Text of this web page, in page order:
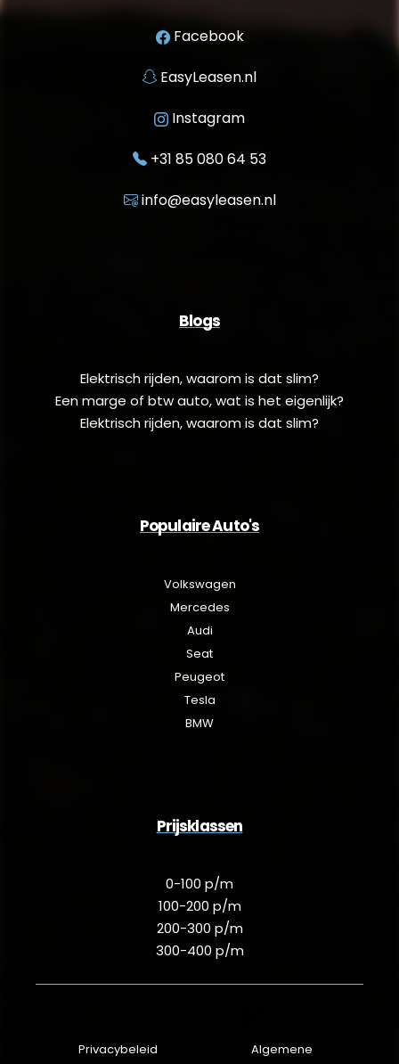
Facebook
EasyLeasen.nl
Instagram
+31 85 080 64 53
info@easyleasen.nl
Blogs
Elektrisch rijden, waarom is dat slim?
Een marge of btw auto, wat is het eigenlijk?
Elektrisch rijden, waarom is dat slim?
Populaire Auto's
Volkswagen
Mercedes
Audi
Seat
Peugeot
Tesla
BMW
Prijsklassen
0-100 p/m
100-200 p/m
200-300 p/m
300-400 p/m
Privacybeleid Algemene